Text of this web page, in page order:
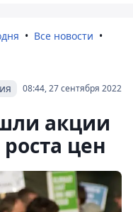
Все новости
08:44, 27 сентября 2022
акции
цен